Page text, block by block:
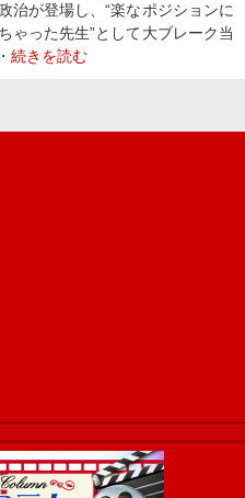
治が登場し、“楽なポジションに
ゃった先生”として大ブレーク当
続きを読む